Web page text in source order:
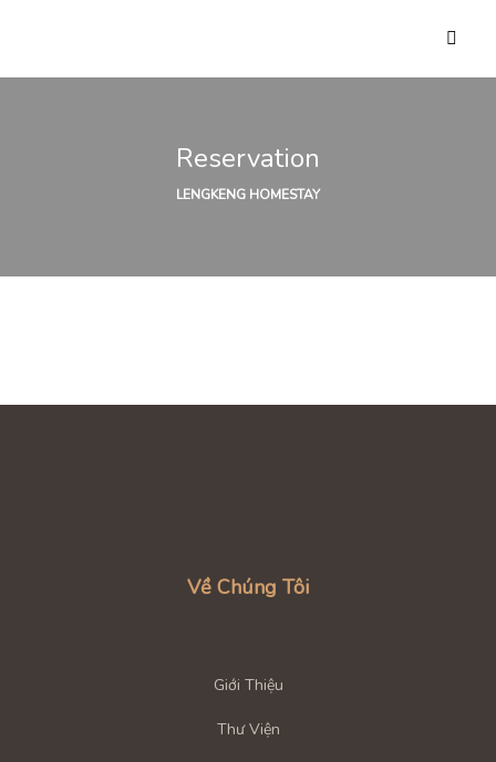
Reservation
LENGKENG HOMESTAY
Về Chúng Tôi
Giới Thiệu
Thư Viện